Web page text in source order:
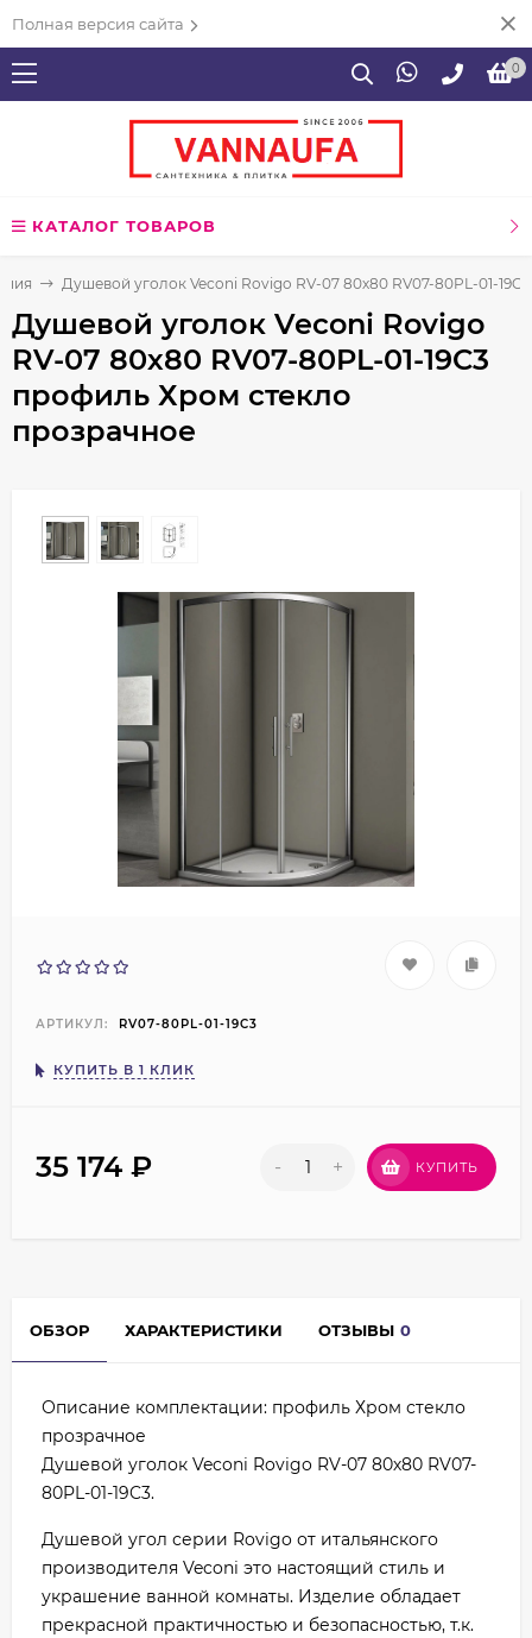
Полная версия сайта
0
КАТАЛОГ ТОВАРОВ
Душевой уголок Veconi Rovigo RV-07 80х80 RV07-80PL-01-
Душевой уголок Veconi Rovigo
RV-07 80х80 RV07-80PL-01-19C3
профиль Хром стекло
прозрачное
АРТИКУЛ: RV07-80PL-01-19C3
КУПИТЬ В 1 КЛИК
35 174 ₽ - + КУПИТЬ
ОБЗОР ХАРАКТЕРИСТИКИ ОТЗЫВЫ 0
Описание комплектации: профиль Хром стекло
прозрачное
Душевой уголок Veconi Rovigo RV-07 80х80 RV07-
80PL-01-19C3.
Душевой угол серии Rovigo от итальянского
производителя Veconi это настоящий стиль и
украшение ванной комнаты. Изделие обладает
прекрасной практичностью и безопасностью, т.к.